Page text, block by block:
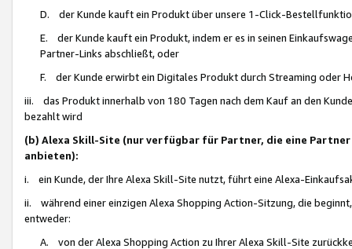
D. der Kunde kauft ein Produkt über unsere 1-Click-
E. der Kunde kauft ein Produkt, indem er es in seinen
Partner-Links abschließt, oder
F. der Kunde erwirbt ein Digitales Produkt durch Streaming oder
iii. das Produkt innerhalb von 180 Tagen nach dem Kauf an den
bezahlt wird
(b) Alexa Skill-Site (nur verfügbar für Partner, die eine
anbieten):
i. ein Kunde, der Ihre Alexa Skill-Site nutzt, führt eine Alexa-
ii. während einer einzigen Alexa Shopping Action-Sitzung, die
entweder:
A. von der Alexa Shopping Action zu Ihrer Alexa Skill-Site